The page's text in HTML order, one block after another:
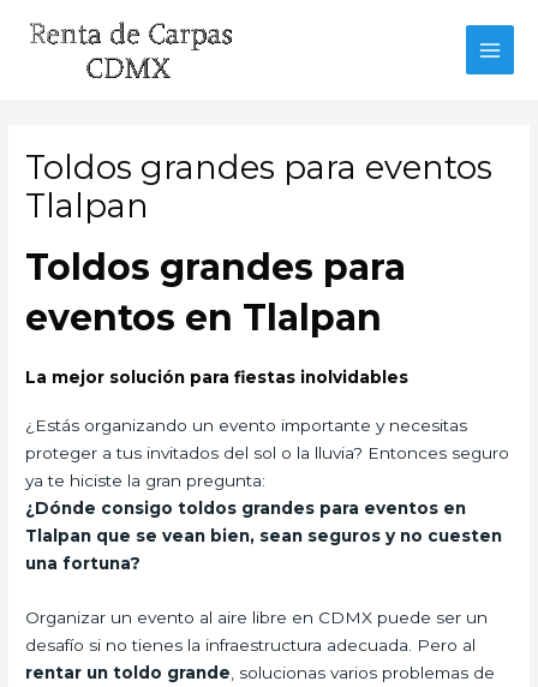
Toldos grandes para eventos
Tlalpan
Toldos grandes para
eventos en Tlalpan
La mejor solución para fiestas inolvidables
¿Estás organizando un evento importante y necesitas
proteger a tus invitados del sol o la lluvia? Entonces seguro
ya te hiciste la gran pregunta:
¿Dónde consigo toldos grandes para eventos en
Tlalpan que se vean bien, sean seguros y no cuesten
una fortuna?
Organizar un evento al aire libre en CDMX puede ser un
desafío si no tienes la infraestructura adecuada. Pero al
rentar un toldo grande , solucionas varios problemas de